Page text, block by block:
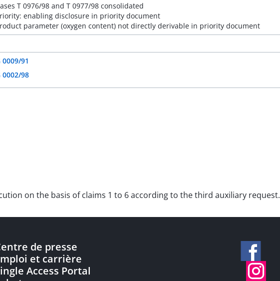
T 0976/98 and T 0977/98 consolidated
enabling disclosure in priority document
parameter (oxygen content) not directly derivable in priority document
0009/91
0002/98
on the basis of claims 1 to 6 according to the third auxiliary request.
de presse
et carrière
Access Portal